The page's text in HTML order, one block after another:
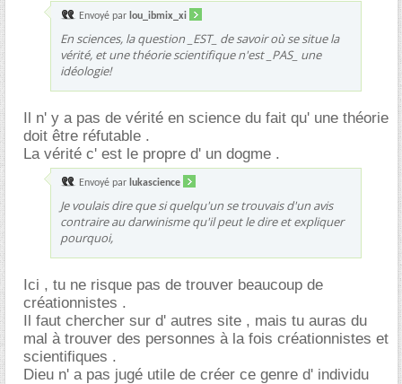
Envoyé par lou_ibmix_xi
En sciences, la question _EST_ de savoir où se situe la
vérité, et une théorie scientifique n'est _PAS_ une
idéologie!
Il n' y a pas de vérité en science du fait qu' une théorie
doit être réfutable .
La vérité c' est le propre d' un dogme .
Envoyé par lukascience
Je voulais dire que si quelqu'un se trouvais d'un avis
contraire au darwinisme qu'il peut le dire et expliquer
pourquoi,
Ici , tu ne risque pas de trouver beaucoup de
créationnistes .
Il faut chercher sur d' autres site , mais tu auras du
mal à trouver des personnes à la fois créationnistes et
scientifiques .
Dieu n' a pas jugé utile de créer ce genre d' individu